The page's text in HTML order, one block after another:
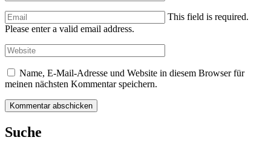
This field is required.
Please enter a valid email address.
Name, E-Mail-Adresse und Website in diesem Browser für
meinen nächsten Kommentar speichern.
Suche